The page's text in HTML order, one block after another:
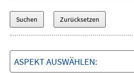
ASPEKT AUSWÄHLEN: